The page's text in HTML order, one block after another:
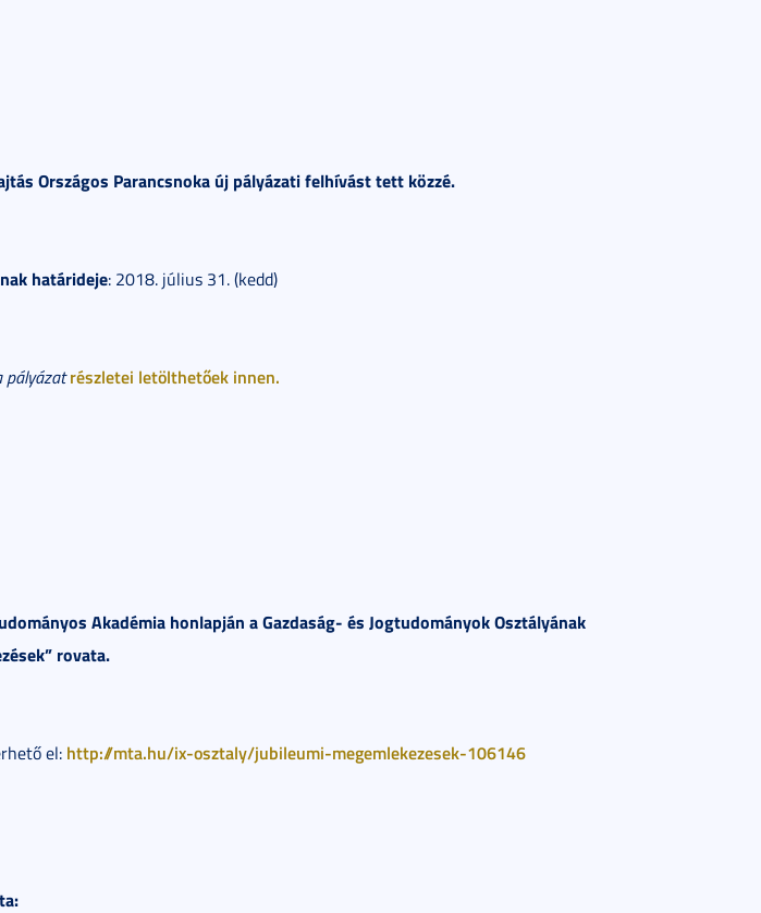
Országos Parancsnoka új pályázati felhívást tett közzé.
határideje: 2018. július 31. (kedd)
pályázat részletei letölthetőek innen.
Akadémia honlapján a Gazdaság- és Jogtudományok Osztályának
rovata.
el: http://mta.hu/ix-osztaly/jubileumi-megemlekezesek-106146